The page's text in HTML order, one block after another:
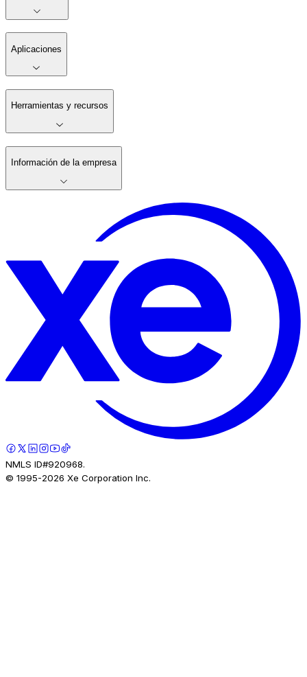
Aplicaciones
Herramientas y recursos
Información de la empresa
NMLS ID#920968.
© 1995-2026 Xe Corporation Inc.